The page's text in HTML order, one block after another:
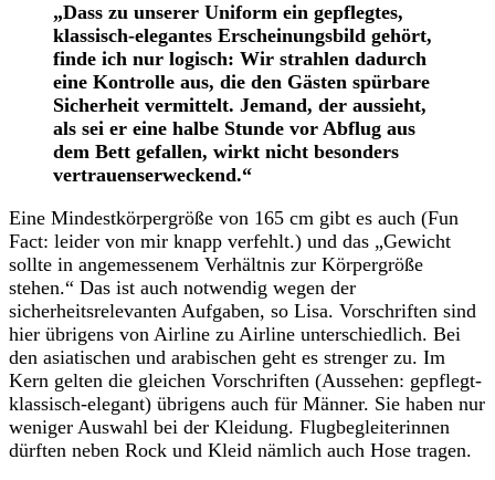
„Dass zu unserer Uniform ein gepflegtes,
klassisch-elegantes Erscheinungsbild gehört,
finde ich nur logisch: Wir strahlen dadurch
eine Kontrolle aus, die den Gästen spürbare
Sicherheit vermittelt. Jemand, der aussieht,
als sei er eine halbe Stunde vor Abflug aus
dem Bett gefallen, wirkt nicht besonders
vertrauenserweckend.“
Eine Mindestkörpergröße von 165 cm gibt es auch (Fun
Fact: leider von mir knapp verfehlt.) und das „Gewicht
sollte in angemessenem Verhältnis zur Körpergröße
stehen.“ Das ist auch notwendig wegen der
sicherheitsrelevanten Aufgaben, so Lisa. Vorschriften sind
hier übrigens von Airline zu Airline unterschiedlich. Bei
den asiatischen und arabischen geht es strenger zu. Im
Kern gelten die gleichen Vorschriften (Aussehen: gepflegt-
klassisch-elegant) übrigens auch für Männer. Sie haben nur
weniger Auswahl bei der Kleidung. Flugbegleiterinnen
dürften neben Rock und Kleid nämlich auch Hose tragen.